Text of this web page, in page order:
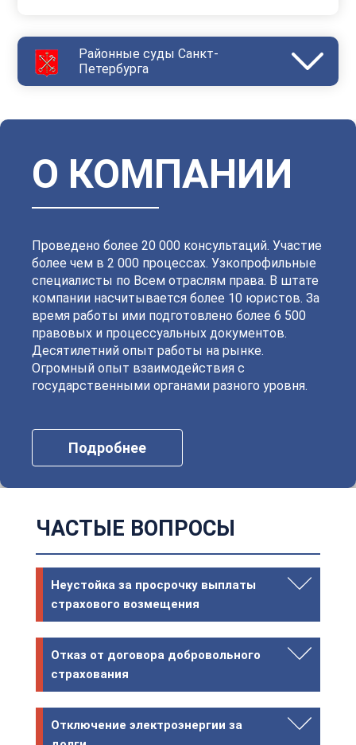
Районные суды Санкт-
Петербурга
Московский
Невский Октябрьский
Петроградский
Петродворцовый
Приморский Пушкинский
Сестрорецкий
Смольнинский
О КОМПАНИИ
Проведено более 20 000 консультаций. Участие
более чем в 2 000 процессах. Узкопрофильные
специалисты по Всем отраслям права. В штате
компании насчитывается более 10 юристов. За
время работы ими подготовлено более 6 500
правовых и процессуальных документов.
Десятилетний опыт работы на рынке.
Огромный опыт взаимодействия с
государственными органами разного уровня.
Подробнее
ЧАСТЫЕ ВОПРОСЫ
Неустойка за просрочку выплаты
страхового возмещения
Отказ от договора добровольного
страхования
Отключение электроэнергии за